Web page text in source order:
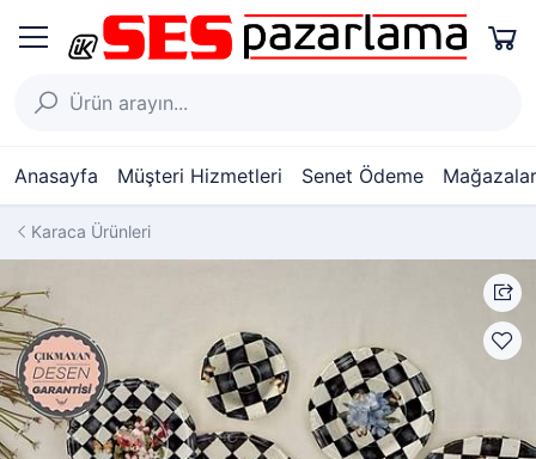
Anasayfa Müşteri Hizmetleri Senet Ödeme
Karaca Ürünleri